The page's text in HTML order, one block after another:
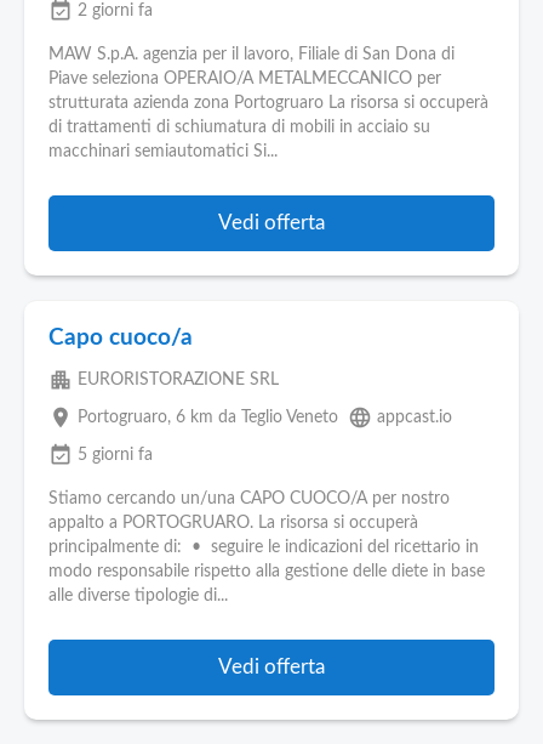
event_available 2 giorni fa
MAW S.p.A. agenzia per il lavoro, Filiale di San Dona di
Piave seleziona OPERAIO/A METALMECCANICO per
strutturata azienda zona Portogruaro La risorsa si occuperà
di trattamenti di schiumatura di mobili in acciaio su
macchinari semiautomatici Si...
Vedi offerta
Capo cuoco/a
apartment EURORISTORAZIONE SRL
place Portogruaro, 6 km da Teglio Veneto language appcast.io
event_available 5 giorni fa
Stiamo cercando un/una CAPO CUOCO/A per nostro
appalto a PORTOGRUARO. La risorsa si occuperà
principalmente di: • seguire le indicazioni del ricettario in
modo responsabile rispetto alla gestione delle diete in base
alle diverse tipologie di...
Vedi offerta